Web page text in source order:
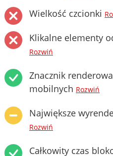
Wielkość czcionki
Klikalne elementy
Rozwiń
Znacznik
mobilnych Rozwiń
Największe
Rozwiń
Całkowity czas